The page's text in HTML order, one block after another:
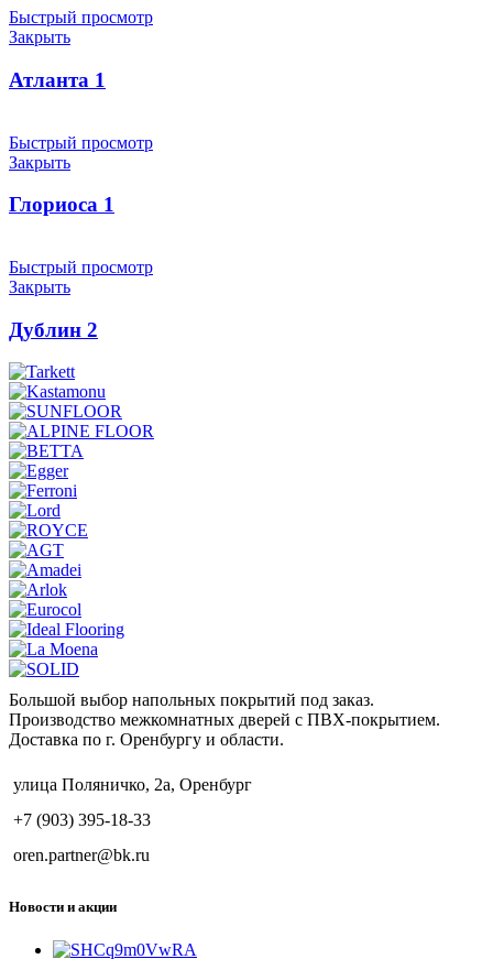
Быстрый просмотр
Закрыть
Атланта 1
Быстрый просмотр
Закрыть
Глориоса 1
Быстрый просмотр
Закрыть
Дублин 2
Большой выбор напольных покрытий под заказ.
Производство межкомнатных дверей с ПВХ-покрытием.
Доставка по г. Оренбургу и области.
улица Поляничко, 2а, Оренбург
+7 (903) 395-18-33
oren.partner@bk.ru
Новости и акции